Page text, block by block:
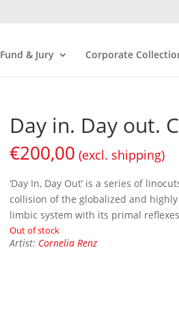
Fund & Jury Corporate
Day in. Day out.
€200,00 (excl. shipping)
‘Day In, Day Out’ is a series of
collision of the globalized and
limbic system with its primal
Out of stock
Artist: Cornelia Renz